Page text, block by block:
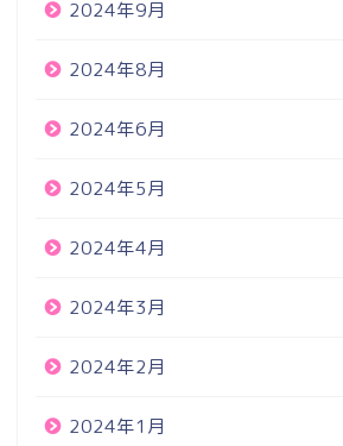
2024年9月
2024年8月
2024年6月
2024年5月
2024年4月
2024年3月
2024年2月
2024年1月